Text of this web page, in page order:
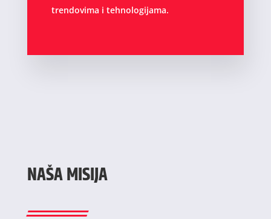
trendovima i tehnologijama.
NAŠA MISIJA